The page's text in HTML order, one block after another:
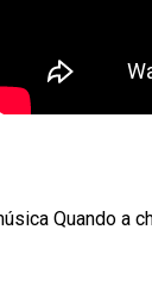
Quando a